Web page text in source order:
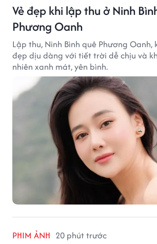
Vẻ đẹp khi lập thu ở Ninh
Phương Oanh
Lập thu, Ninh Bình quê Phương Oanh,
đẹp dịu dàng với tiết trời dễ chịu và
nhiên xanh mát, yên bình.
PHIM ẢNH 20 phút trước